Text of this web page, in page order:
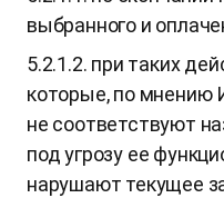
выбранного и
5.2.1.2. при таких
которые, по мнению
не соответствуют
под угрозу ее
нарушают текущее